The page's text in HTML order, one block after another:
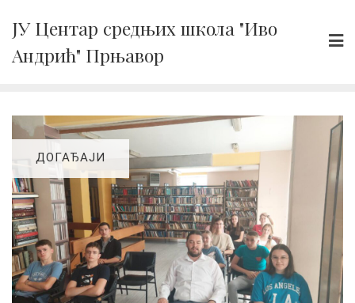
content
ЈУ Центар средњих школа "Иво
Андрић" Прњавор
ДОГАЂАЈИ